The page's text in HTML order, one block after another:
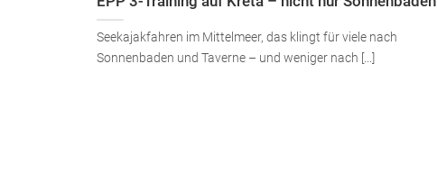
Seekajakfahren im Mittelmeer, das klingt für viele nach
Sonnenbaden und Taverne – und weniger nach [...]